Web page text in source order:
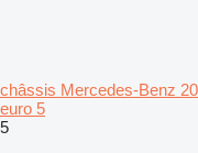
châssis Mercedes-Benz
euro 5
5